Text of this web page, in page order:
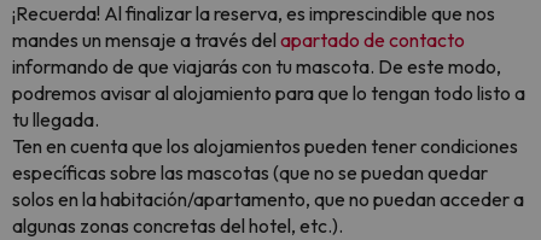
¡Recuerda! Al finalizar la reserva, es imprescindible que nos
mandes un mensaje a través del apartado de contacto
informando de que viajarás con tu mascota. De este modo,
podremos avisar al alojamiento para que lo tengan todo listo a
tu llegada.
Ten en cuenta que los alojamientos pueden tener condiciones
específicas sobre las mascotas (que no se puedan quedar
solos en la habitación/apartamento, que no puedan acceder a
algunas zonas concretas del hotel, etc.).